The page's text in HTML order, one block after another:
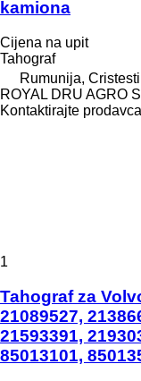
kamiona
Cijena na upit
Tahograf
Rumunija, Cristesti
ROYAL DRU AGRO
Kontaktirajte prodavca
1
Tahograf za
21089527,
21593391,
85013101,